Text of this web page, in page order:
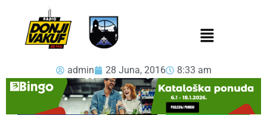
admin 28 Juna, 2016 8:33 am